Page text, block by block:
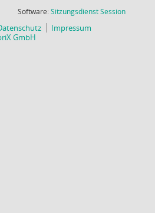
Software:SitzungsdienstSession(Wird in
Impressum
GmbH